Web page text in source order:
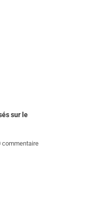
sur le
commentaire